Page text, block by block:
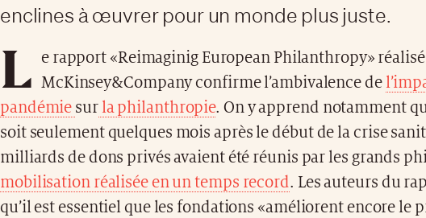
enclines à œuvrer pour un monde plus juste.
L
e rapport «Reimaginig European Philanthropy»
McKinsey&Company confirme l’ambivalence de
pandémie surla philanthropie. On y apprend notamment
soit seulement quelques mois après le début de la crise
milliards de dons privés avaient été réunis par les grands
mobilisation réalisée en un temps record. Les auteurs du
qu’il est essentiel que les fondations «améliorent encore le